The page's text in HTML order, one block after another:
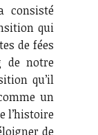
consisté
qui
de fées
de notre
qu’il
un
l’histoire
de